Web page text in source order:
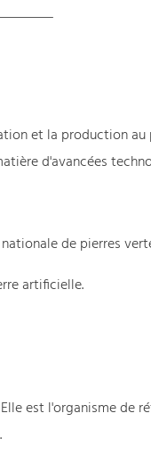
et la production au
d'avancées
de pierres
artificielle.
est l'organisme de